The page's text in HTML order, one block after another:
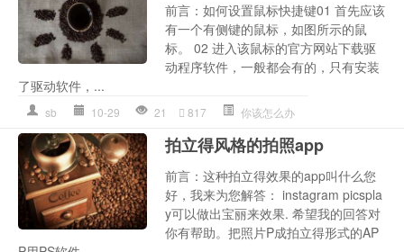
前言：如何设置鼠标快捷键01 首先应该
有一个有侧键的鼠标，如图所示的鼠
标。 02 进入该鼠标的官方网站下载驱
动程序软件，一般都会有的，只有安装
了驱动软件，...
sb 10-29 21 817 你该怎么办
拍立得风格的拍照app
前言：这种拍立得效果的app叫什么您
好，我来为您解答： instagram picspla
y可以做出宝丽来效果. 希望我的回答对
你有帮助。把照片P成拍立得形式的AP